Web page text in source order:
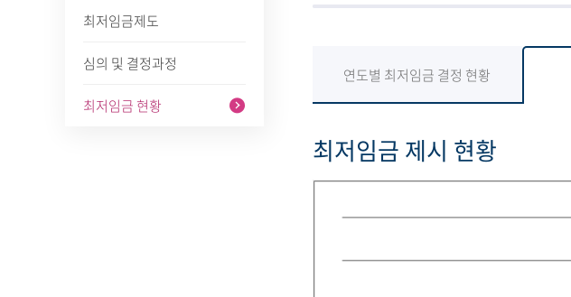
최저임금제도
심의 및 결정과정
최저임금 현황
연도별 최저임금 결정 현황
최저임금 제시 현황